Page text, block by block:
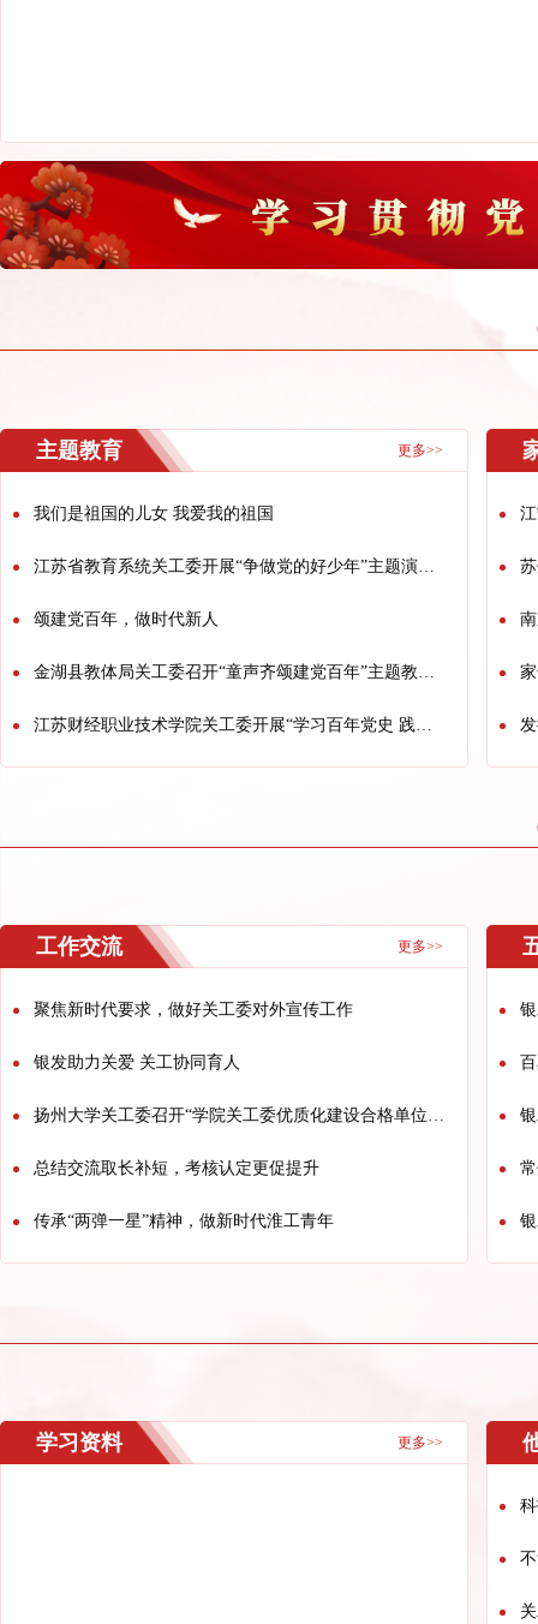
主题教育 更多>>
我们是祖国的儿女 我爱我的祖国
江苏省教育系统关工委开展“争做党的好少年”主题演讲活动
颂建党百年，做时代新人
金湖县教体局关工委召开“童声齐颂建党百年”主题教育活动推进会
江苏财经职业技术学院关工委开展“学习百年党史 践行恩来精神”主题教育活动
苏
南
工作交流 更多>>
聚焦新时代要求，做好关工委对外宣传工作
银发助力关爱 关工协同育人
扬州大学关工委召开“学院关工委优质化建设合格单位” 第三批考核工作推进会
总结交流取长补短，考核认定更促提升
传承“两弹一星”精神，做新时代淮工青年
常
学习资料 更多>>